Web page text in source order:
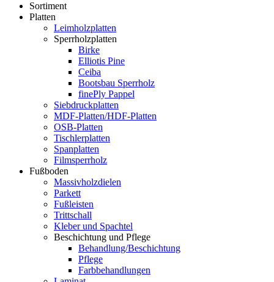
Sortiment
Platten
Leimholzplatten
Sperrholzplatten
Birke
Elliotis Pine
Ceiba
Bootsbau Sperrholz
finePly Pappel
Siebdruckplatten
MDF-Platten/HDF-Platten
OSB-Platten
Tischlerplatten
Spanplatten
Filmsperrholz
Fußboden
Massivholzdielen
Parkett
Fußleisten
Trittschall
Kleber und Spachtel
Beschichtung und Pflege
Behandlung/Beschichtung
Pflege
Farbbehandlungen